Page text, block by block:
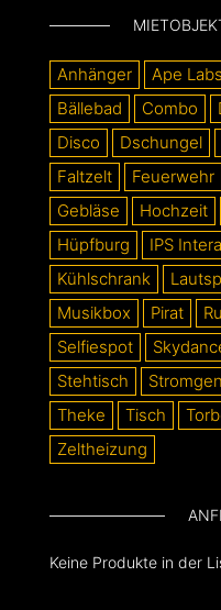
Anhänger Ape Labs
Bällebad
Combo
Disco
Dschungel
Faltzelt
Feuerwehr
Gebläse
Hochzeit
Hüpfburg
IPS
Kühlschrank
Musikbox
Pirat
Selfiespot
Stehtisch
Theke
Tisch
Zeltheizung
Keine Produkte in der